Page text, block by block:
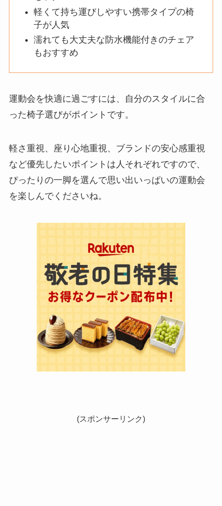
軽くて持ち運びしやすい携帯タイプの椅
子が人気
濡れても大丈夫な防水機能付きのチェア
もおすすめ
運動会を快適に過ごすには、自分のスタイルに合
った椅子選びがポイントです。
軽さ重視、座り心地重視、ブランドの安心感重視
など優先したいポイントは人それぞれですので、
ぴったりの一脚を選んで思い出いっぱいの運動会
を楽しんでくださいね。
(スポンサーリンク)